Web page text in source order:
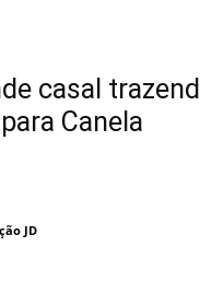
casal
Canela
JD